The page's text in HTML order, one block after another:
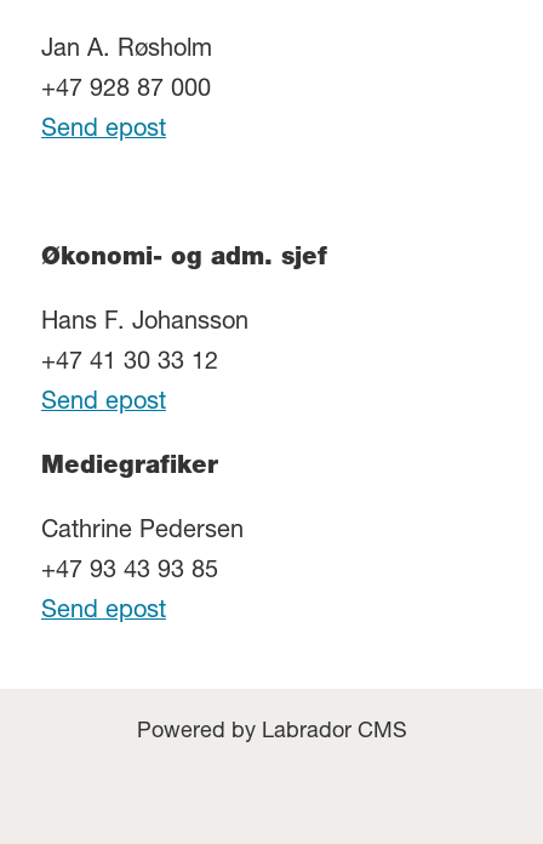
Jan A. Røsholm
+47 928 87 000
Send epost
Økonomi- og adm. sjef
Hans F. Johansson
+47 41 30 33 12
Send epost
Mediegrafiker
Cathrine Pedersen
+47 93 43 93 85
Send epost
Powered by Labrador CMS